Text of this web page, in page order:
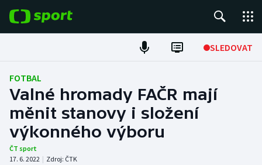
SLEDOVAT
Fotbal
Hokej
Tenis
Atletika
FOTBAL
Valné hromady FAČR mají
měnit stanovy i složení
výkonného výboru
ČT sport
17. 6. 2022 | Zdroj: ČTK